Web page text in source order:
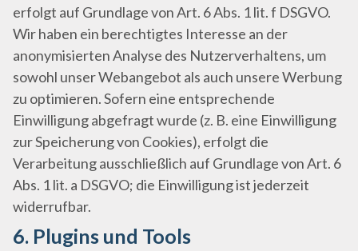
erfolgt auf Grundlage von Art. 6 Abs. 1 lit. f DSGVO.
Wir haben ein berechtigtes Interesse an der
anonymisierten Analyse des Nutzerverhaltens, um
sowohl unser Webangebot als auch unsere Werbung
zu optimieren. Sofern eine entsprechende
Einwilligung abgefragt wurde (z. B. eine Einwilligung
zur Speicherung von Cookies), erfolgt die
Verarbeitung ausschließlich auf Grundlage von Art. 6
Abs. 1 lit. a DSGVO; die Einwilligung ist jederzeit
widerrufbar.
6. Plugins und Tools